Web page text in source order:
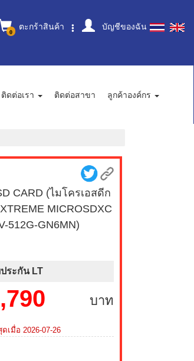
0 ตะกร้าสินค้า บัญชีของฉัน
ติดต่อเรา ติดต่อสาขา
ลูกค้าองค์กร
CARD (ไมโครเอสดีก
MICROSDXC
512G-GN6MN)
ระกัน LT
บาท
เมื่อ 2026-07-26